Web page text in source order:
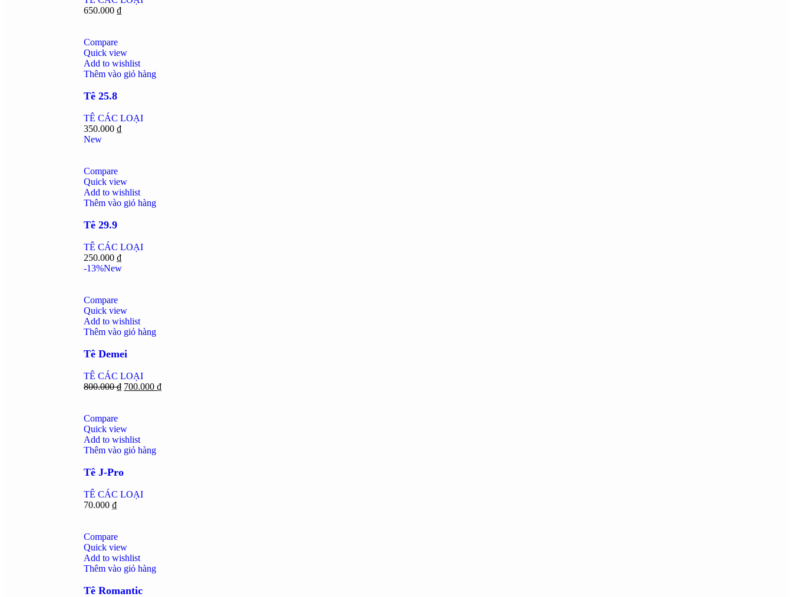
650.000 ₫
Compare
Quick view
Add to wishlist
Thêm vào giỏ hàng
Tê 25.8
TÊ CÁC LOẠI
350.000 ₫
New
Compare
Quick view
Add to wishlist
Thêm vào giỏ hàng
Tê 29.9
TÊ CÁC LOẠI
250.000 ₫
-13%New
Compare
Quick view
Add to wishlist
Thêm vào giỏ hàng
Tê Demei
TÊ CÁC LOẠI
800.000₫ 700.000 ₫
Compare
Quick view
Add to wishlist
Thêm vào giỏ hàng
Tê J-Pro
TÊ CÁC LOẠI
70.000 ₫
Compare
Quick view
Add to wishlist
Thêm vào giỏ hàng
Tê Romantic